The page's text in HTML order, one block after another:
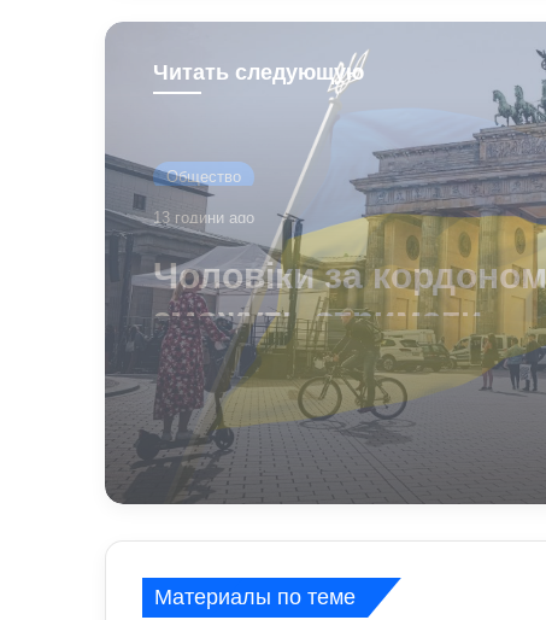
Читать следующую
Общество
1 день ago
Чому українці
Німеччину для ПМЖ:
переваги та недоліки
Материалы по теме